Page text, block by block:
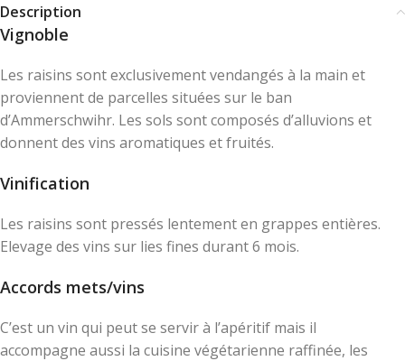
Description
Vignoble
Les raisins sont exclusivement vendangés à la main et
proviennent de parcelles situées sur le ban
d’Ammerschwihr. Les sols sont composés d’alluvions et
donnent des vins aromatiques et fruités.
Vinification
Les raisins sont pressés lentement en grappes entières.
Elevage des vins sur lies fines durant 6 mois.
Accords mets/vins
C’est un vin qui peut se servir à l’apéritif mais il
accompagne aussi la cuisine végétarienne raffinée, les